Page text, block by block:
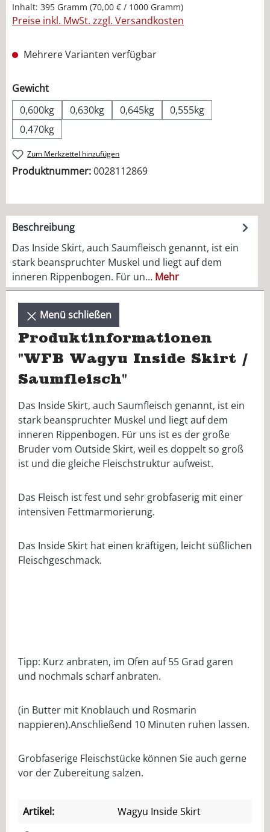
Inhalt: 395 Gramm (70,00 € / 1000 Gramm)
Preise inkl. MwSt. zzgl. Versandkosten
Mehrere Varianten verfügbar
Gewichtauswählen
0,600kg
0,630kg 0,645kg
0,555kg
0,470kg
Zum Merkzettel hinzufügen
Produktnummer:0028112869
Beschreibung
Das Inside Skirt, auch Saumfleisch genannt, ist ein
stark beanspruchter Muskel und liegt auf dem
inneren Rippenbogen. Für un… Mehr
Menü schließen
Produktinformationen
"WFB Wagyu Inside Skirt /
Saumfleisch"
Das Inside Skirt, auch Saumfleisch genannt, ist ein
stark beanspruchter Muskel und liegt auf dem
inneren Rippenbogen. Für uns ist es der große
Bruder vom Outside Skirt, weil es doppelt so groß
ist und die gleiche Fleischstruktur aufweist.
Das Fleisch ist fest und sehr grobfaserig mit einer
intensiven Fettmarmorierung.
Das Inside Skirt hat einen kräftigen, leicht süßlichen
Fleischgeschmack.
Tipp: Kurz anbraten, im Ofen auf 55 Grad garen
und nochmals scharf anbraten.
(in Butter mit Knoblauch und Rosmarin
nappieren).Anschließend 10 Minuten ruhen lassen.
Grobfaserige Fleischstücke können Sie auch gerne
vor der Zubereitung salzen.
Artikel:
Wagyu Inside Skirt